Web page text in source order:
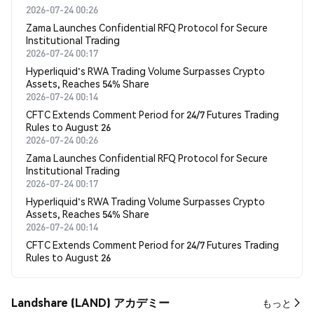
2026-07-24 00:26
Zama Launches Confidential RFQ Protocol for Secure
Institutional Trading
2026-07-24 00:17
Hyperliquid's RWA Trading Volume Surpasses Crypto
Assets, Reaches 54% Share
2026-07-24 00:14
CFTC Extends Comment Period for 24/7 Futures Trading
Rules to August 26
2026-07-24 00:26
Zama Launches Confidential RFQ Protocol for Secure
Institutional Trading
2026-07-24 00:17
Hyperliquid's RWA Trading Volume Surpasses Crypto
Assets, Reaches 54% Share
2026-07-24 00:14
CFTC Extends Comment Period for 24/7 Futures Trading
Rules to August 26
Landshare (LAND) アカデミー もっと